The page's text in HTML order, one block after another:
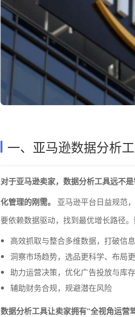
一、亚马逊数据分析
对于亚马逊卖家，数据分析工具远不
化管理的刚需。
亚马逊平台日益规范
要依赖数据驱动，找到最优增长路径
高效抓取与整合多维数据，打破信
洞察市场趋势，选品更科学、布局
助力运营决策，优化广告投放与库
辅助财务合规，规避潜在风险
数据分析工具让卖家拥有“全视角运营